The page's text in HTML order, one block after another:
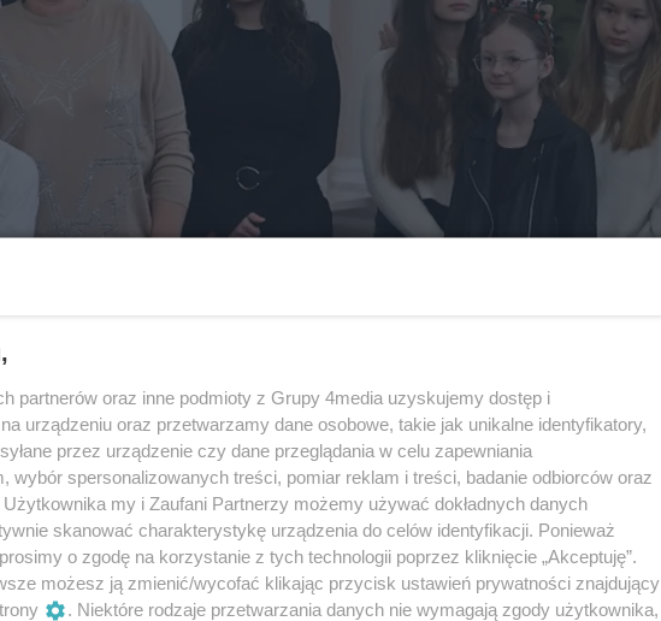
54 / 59
partnerów oraz inne podmioty z Grupy 4media uzyskujemy dostęp i
urządzeniu oraz przetwarzamy dane osobowe, takie jak unikalne identyfikatory,
przez urządzenie czy dane przeglądania w celu zapewniania
wybór spersonalizowanych treści, pomiar reklam i treści, badanie odbiorców oraz
Użytkownika my i Zaufani Partnerzy możemy używać dokładnych danych
skanować charakterystykę urządzenia do celów identyfikacji. Ponieważ
o zgodę na korzystanie z tych technologii poprzez kliknięcie „Akceptuję”.
możesz ją zmienić/wycofać klikając przycisk ustawień prywatności znajdujący
. Niektóre rodzaje przetwarzania danych nie wymagają zgody użytkownika,